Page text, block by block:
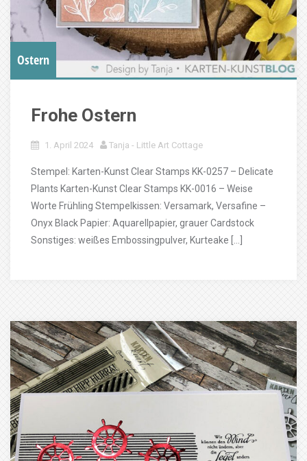
Ostern
Frohe Ostern
1. April 2024 Tanja - Little Art Cottage
Stempel: Karten-Kunst Clear Stamps KK-0257 – Delicate
Plants Karten-Kunst Clear Stamps KK-0016 – Weise
Worte Frühling Stempelkissen: Versamark, Versafine –
Onyx Black Papier: Aquarellpapier, grauer Cardstock
Sonstiges: weißes Embossingpulver, Kurteake […]